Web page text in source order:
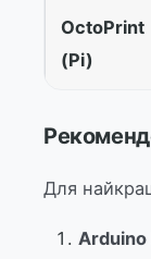
OctoPrint
(Pi)
Для
Arduino